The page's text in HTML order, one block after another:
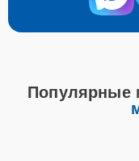
Популярные